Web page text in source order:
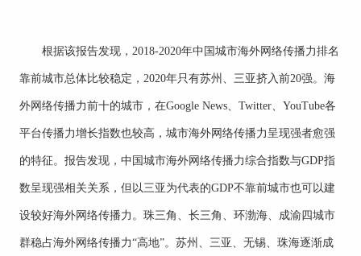
根据该报告发现，2018-2020年中国城市海外网络传播力排名
靠前城市总体比较稳定，2020年只有苏州、三亚挤入前20强。海
外网络传播力前十的城市，在Google News、Twitter、YouTube各
平台传播力增长指数也较高，城市海外网络传播力呈现强者愈强
的特征。报告发现，中国城市海外网络传播力综合指数与GDP指
数呈现强相关关系，但以三亚为代表的GDP不靠前城市也可以建
设较好海外网络传播力。珠三角、长三角、环渤海、成渝四城市
群稳占海外网络传播力“高地”。苏州、三亚、无锡、珠海逐渐成